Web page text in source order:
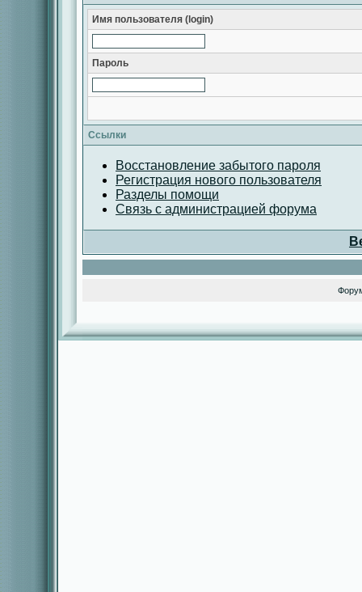
Имя пользователя (login)
Пароль
Ссылки
Восстановление забытого пароля
Регистрация нового пользователя
Разделы помощи
Связь с администрацией форума